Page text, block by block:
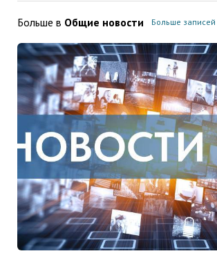
Больше в Общие новости Больше